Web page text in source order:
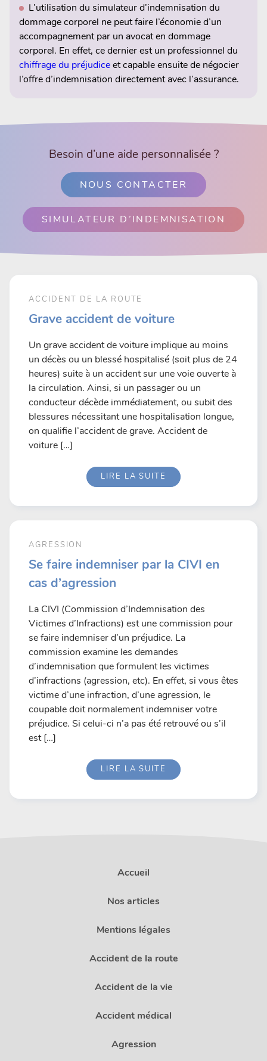
L’utilisation du simulateur d’indemnisation du
dommage corporel ne peut faire l’économie d’un
accompagnement par un avocat en dommage
corporel. En effet, ce dernier est un professionnel du
chiffrage du préjudiceet capable ensuite de négocier
l’offre d’indemnisation directement avec l’assurance.
Besoin d’une aide personnalisée ?
NOUS CONTACTER
SIMULATEUR D’INDEMNISATION
ACCIDENT DE LA ROUTE
Grave accident de voiture
Un grave accident de voiture implique au moins
un décès ou un blessé hospitalisé (soit plus de 24
heures) suite à un accident sur une voie ouverte à
la circulation. Ainsi, si un passager ou un
conducteur décède immédiatement, ou subit des
blessures nécessitant une hospitalisation longue,
on qualifie l’accident de grave. Accident de
voiture […]
LIRE LA SUITE
AGRESSION
Se faire indemniser par la CIVI en
cas d’agression
La CIVI (Commission d’Indemnisation des
Victimes d’Infractions) est une commission pour
se faire indemniser d’un préjudice. La
commission examine les demandes
d’indemnisation que formulent les victimes
d’infractions (agression, etc). En effet, si vous êtes
victime d’une infraction, d’une agression, le
coupable doit normalement indemniser votre
préjudice. Si celui-ci n’a pas été retrouvé ou s’il
est […]
LIRE LA SUITE
Accueil
Nos articles
Mentions légales
Accident de la route
Accident de la vie
Accident médical
Agression